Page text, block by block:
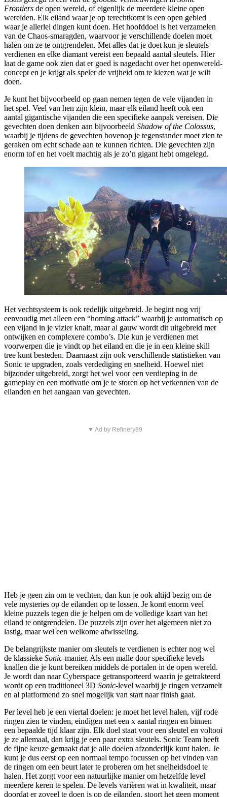
Frontiers de open wereld, of eigenlijk de meerdere kleine open
werelden. Elk eiland waar je op terechtkomt is een open gebied
waar je allerlei dingen kunt doen. Het hoofddoel is het verzamelen
van de Chaos-smaragden, waarvoor je verschillende doelen moet
halen om ze te ontgrendelen. Met alles dat je doet kun je sleutels
verdienen en elke diamant vereist een bepaald aantal sleutels. Hier
laat de game ook zien dat er goed is nagedacht over het openwereld-
concept en je krijgt als speler de vrijheid om te kiezen wat je wilt
doen.
Je kunt het bijvoorbeeld op gaan nemen tegen de vele vijanden in
het spel. Veel van hen zijn klein, maar elk eiland heeft ook een
aantal gigantische vijanden die een specifieke aanpak vereisen. Die
gevechten doen denken aan bijvoorbeeld Shadow of the Colossus,
waarbij je tijdens de gevechten bovenop je tegenstander moet zien te
geraken om echt schade aan te kunnen richten. Die gevechten zijn
enorm tof en het voelt machtig als je zo’n gigant hebt omgelegd.
Het vechtsysteem is ook redelijk uitgebreid. Je begint nog vrij
eenvoudig met alleen een “homing attack” waarbij je automatisch op
een vijand in je vizier knalt, maar al gauw wordt dit uitgebreid met
ontwijken en complexere combo’s. Die kun je verdienen met
voorwerpen die je vindt op het eiland en die je in een kleine skill
tree kunt besteden. Daarnaast zijn ook verschillende statistieken van
Sonic te upgraden, zoals verdediging en snelheid. Hoewel niet
bijzonder uitgebreid, zorgt het wel voor een verdieping in de
gameplay en een motivatie om je te storen op het verkennen van de
eilanden en het aangaan van gevechten.
▼ Ad by Refinery89
Heb je geen zin om te vechten, dan kun je ook altijd bezig om de
vele mysteries op de eilanden op te lossen. Je komt enorm veel
kleine puzzels tegen die je helpen om de volledige kaart van het
eiland te ontgrendelen. De puzzels zijn over het algemeen niet zo
lastig, maar wel een welkome afwisseling.
De belangrijkste manier om sleutels te verdienen is echter nog wel
de klassieke Sonic-manier. Als een malle door specifieke levels
knallen die je kunt bereiken middels de portalen in de open wereld.
Je wordt dan naar Cyberspace getransporteerd waarin je getrakteerd
wordt op een traditioneel 3D Sonic-level waarbij je ringen verzamelt
en al platformend zo snel mogelijk van start naar finish gaat.
Per level heb je een viertal doelen: je moet het level halen, vijf rode
ringen zien te vinden, eindigen met een x aantal ringen en binnen
een bepaalde tijd klaar zijn. Elk doel staat voor een sleutel en voltooi
je ze allemaal, dan krijg je een paar extra sleutels. Sonic Team heeft
de fijne keuze gemaakt dat je alle doelen afzonderlijk kunt halen. Je
kunt je dus eerst op een normaal tempo focussen op het vinden van
de ringen om een beurt later te proberen om het snelheidsdoel te
halen. Het zorgt voor een natuurlijke manier om hetzelfde level
meerdere keren te spelen. De levels variëren wat in kwaliteit, maar
doordat er zoveel te doen is op de eilanden, stoort het geen moment